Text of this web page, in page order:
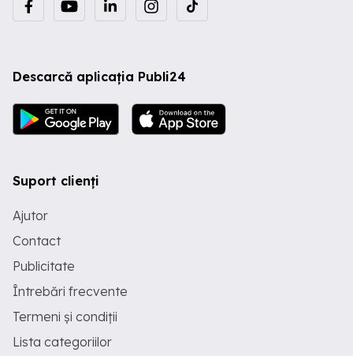
Descarcă aplicația Publi24
Suport clienți
Ajutor
Contact
Publicitate
Întrebări frecvente
Termeni și condiții
Lista categoriilor